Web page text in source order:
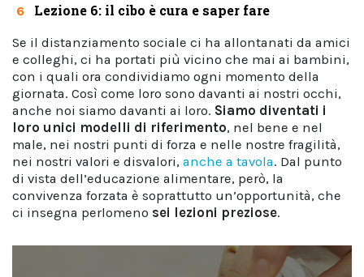
6 Lezione 6: il cibo è cura e saper fare
Se il distanziamento sociale ci ha allontanati da amici
e colleghi, ci ha portati più vicino che mai ai bambini,
con i quali ora condividiamo ogni momento della
giornata. Così come loro sono davanti ai nostri occhi,
anche noi siamo davanti ai loro. Siamo diventati i
loro unici modelli di riferimento, nel bene e nel
male, nei nostri punti di forza e nelle nostre fragilità,
nei nostri valori e disvalori, anche a tavola. Dal punto
di vista dell’educazione alimentare, però, la
convivenza forzata è soprattutto un’opportunità, che
ci insegna perlomeno sei lezioni preziose.